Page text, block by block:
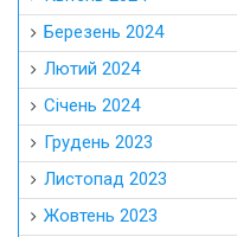
Березень 2024
Лютий 2024
Січень 2024
Грудень 2023
Листопад 2023
Жовтень 2023